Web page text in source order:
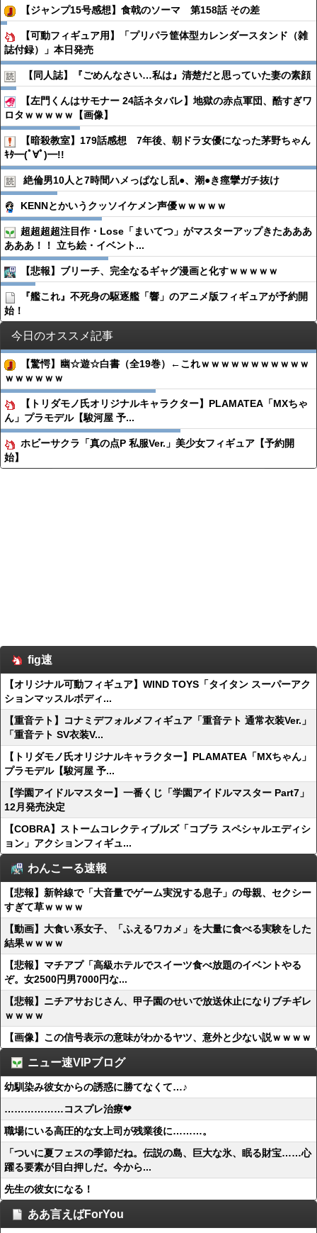
【ジャンプ15号感想】食戟のソーマ 第158話 その差
【可動フィギュア用】「プリパラ筐体型カレンダースタンド（雑
誌付録）」本日発売
【同人誌】『ごめんなさい…私は』清楚だと思っていた妻の素顔
【左門くんはサモナー 24話ネタバレ】地獄の赤点軍団、酷すぎワ
ロタｗｗｗｗｗ【画像】
【暗殺教室】179話感想 7年後、朝ドラ女優になった茅野ちゃん
ｷﾀ━(ﾟ∀ﾟ)━!!
絶倫男10人と7時間ハメっぱなし乱●︎、潮●︎き痙攣ガチ抜け
KENNとかいうクッソイケメン声優ｗｗｗｗｗ
超超超超注目作・Lose「まいてつ」がマスターアップきたあああ
あああ！！ 立ち絵・イベント...
【悲報】ブリーチ、完全なるギャグ漫画と化すｗｗｗｗｗ
『艦これ』不死身の駆逐艦「響」のアニメ版フィギュアが予約開
始！
今日のオススメ記事
【驚愕】幽☆遊☆白書（全19巻）←これｗｗｗｗｗｗｗｗｗｗｗ
ｗｗｗｗｗｗ
【トリダモノ氏オリジナルキャラクター】PLAMATEA「MXちゃ
ん」プラモデル【駿河屋 予...
ホビーサクラ「真の点P 私服Ver.」美少女フィギュア【予約開
始】
fig速
【オリジナル可動フィギュア】WIND TOYS「タイタン スーパーアク
ションマッスルボディ...
【重音テト】コナミデフォルメフィギュア「重音テト 通常衣装Ver.」
「重音テト SV衣装V...
【トリダモノ氏オリジナルキャラクター】PLAMATEA「MXちゃん」
プラモデル【駿河屋 予...
【学園アイドルマスター】一番くじ「学園アイドルマスター Part7」
12月発売決定
【COBRA】ストームコレクティブルズ「コブラ スペシャルエディシ
ョン」アクションフィギュ...
わんこーる速報
【悲報】新幹線で「大音量でゲーム実況する息子」の母親、セクシー
すぎて草ｗｗｗｗ
【動画】大食い系女子、「ふえるワカメ」を大量に食べる実験をした
結果ｗｗｗｗ
【悲報】マチアプ「高級ホテルでスイーツ食べ放題のイベントやる
ぞ。女2500円男7000円な...
【悲報】ニチアサおじさん、甲子園のせいで放送休止になりブチギレ
ｗｗｗｗ
【画像】この信号表示の意味がわかるヤツ、意外と少ない説ｗｗｗｗ
ニュー速VIPブログ
幼馴染み彼女からの誘惑に勝てなくて…♪
………………コスプレ治療❤
職場にいる高圧的な女上司が残業後に………。
「ついに夏フェスの季節だね。伝説の島、巨大な氷、眠る財宝……心
躍る要素が目白押しだ。今から...
先生の彼女になる！
ああ言えばForYou